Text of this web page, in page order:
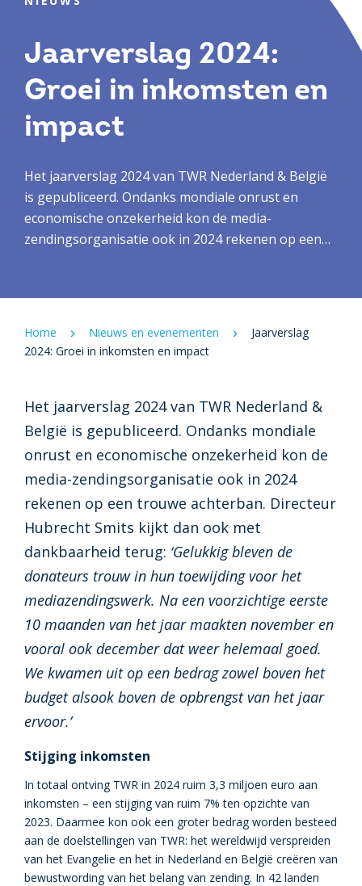
Jaarverslag 2024:
Groei in inkomsten en
impact
Het jaarverslag 2024 van TWR Nederland & België
is gepubliceerd. Ondanks mondiale onrust en
economische onzekerheid kon de media-
zendingsorganisatie ook in 2024 rekenen op een
Home Nieuws en evenementen
Jaarverslag
2024: Groei in inkomsten en impact
Het jaarverslag 2024 van TWR Nederland &
België is gepubliceerd. Ondanks mondiale
onrust en economische onzekerheid kon de
media-zendingsorganisatie ook in 2024
rekenen op een trouwe achterban. Directeur
Hubrecht Smits kijkt dan ook met
dankbaarheid terug: ‘Gelukkig bleven de
donateurs trouw in hun toewijding voor het
mediazendingswerk. Na een voorzichtige eerste
10 maanden van het jaar maakten november en
vooral ook december dat weer helemaal goed.
We kwamen uit op een bedrag zowel boven het
budget alsook boven de opbrengst van het jaar
ervoor.’
Stijging inkomsten
In totaal ontving TWR in 2024 ruim 3,3 miljoen euro aan
inkomsten – een stijging van ruim 7% ten opzichte van
2023. Daarmee kon ook een groter bedrag worden besteed
aan de doelstellingen van TWR: het wereldwijd verspreiden
van het Evangelie en het in Nederland en België creëren van
bewustwording van het belang van zending. In 42 landen